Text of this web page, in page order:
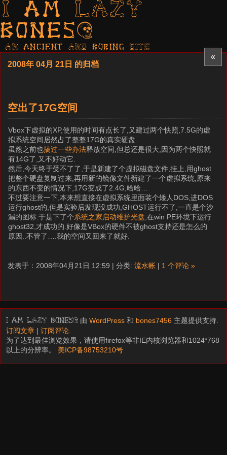
I am LAZY
bones?
AN ancient AND boring SITE
«
2008年 04月 21日 的归档
空出了17G空间
Vbox下虚拟的XP,使用的时间有点长了,又建过两个快照,7.5G的虚
拟系统空间居然占了整整17G的真实硬盘.
虽然之前也搞过一些办法释放空间,但总还是很大,因为两个快照就
有14G了,又不好动它.
然后,今天终于受不了了,于是新建了个虚拟磁盘文件,挂上,用ghost
把整个硬盘复制过来,再用新的镜像文件新建了一个虚拟系统,原来
的东西不变的情况下,17G变成了2.4G,哈哈…
不过要注意一下,本来想直接在虚拟系统里面装个矮人DOS,进DOS
运行ghost的,但是实验后发现没成功,GHOST运行不了,一直是个沙
漏的图标.于是下了个系统之家启动维护光盘 ,在win PE环境下运行
ghost32,才成功的.好像是VBox的硬件不被ghost支持还是怎么的
原因..不管了….我的空间又回来了就好.
发表于：2008年04月21日 12:59 | 分类: 流水帐 | 1 个评论 »
I am LAZY bones? 由WordPress 和 bones7456 主题提供支持.
订阅文章 |订阅评论
为了达到最佳浏览效果，请使用firefox等非IE内核浏览器和1024*768
以上的分辨率。 美ICP备98753210号